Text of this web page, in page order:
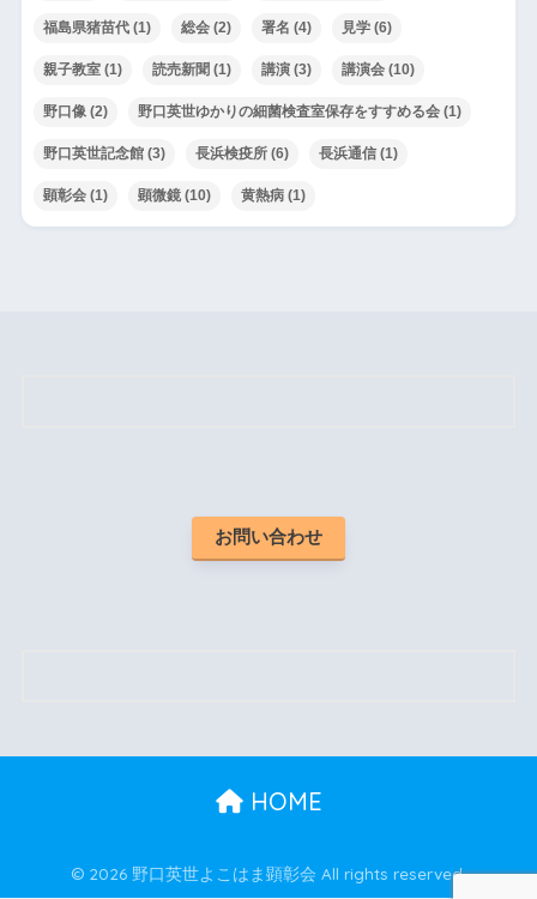
福島県猪苗代(1) 総会(2) 署名 (4) 見学(6)
親子教室(1) 読売新聞 (1) 講演(3) 講演会(10)
野口像(2) 野口英世ゆかりの細菌検査室保存をすすめる会(1)
野口英世記念館(3) 長浜検疫所(6) 長浜通信(1)
顕彰会(1) 顕微鏡(10) 黄熱病(1)
お問い合わせ
HOME
© 2026 野口英世よこはま顕彰会 All rights reserved.